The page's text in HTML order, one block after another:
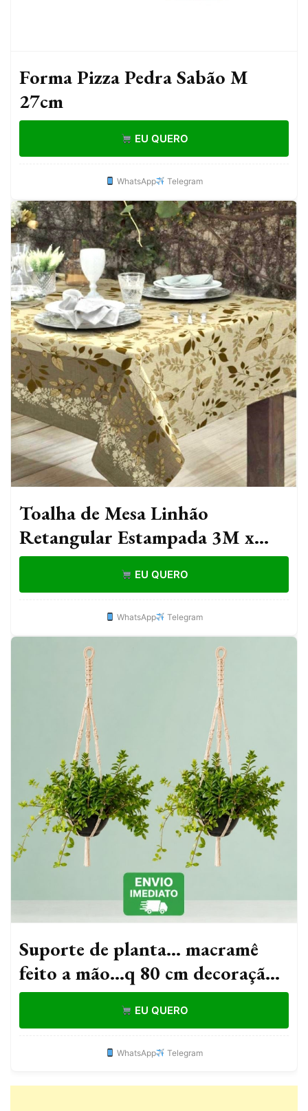
Forma Pizza Pedra Sabão M
27cm
EU QUERO
WhatsApp Telegram
Toalha de Mesa Linhão
Retangular Estampada 3M x
1,50M
EU QUERO
WhatsApp Telegram
Suporte de planta... macramê
feito a mão...q 80 cm decoração
boho para vasos produto
artesanal QQ EU QUERO
WhatsApp Telegram